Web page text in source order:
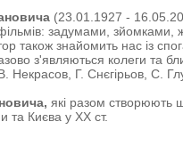
(23.01.1927 -
задумами, зйомками,
також знайомить нас із
з'являються колеги та
Некрасов, Г. Снєгірьов, С.
які разом створюють
та Києва у ХХ ст.